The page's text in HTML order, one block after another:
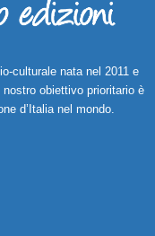
culturale nata nel 2011 e
obiettivo prioritario è
d’Italia nel mondo.